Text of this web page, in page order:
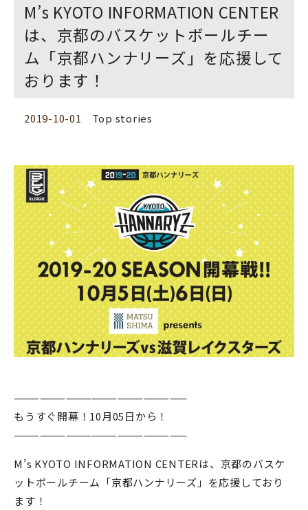
M’s KYOTO INFORMATION CENTER
は、京都のバスケットボールチー
ム「京都ハンナリーズ」を応援して
おります！
2019-10-01 Top stories
————————————————————
もうすぐ開幕！10月05日から！
————————————————————
M’s KYOTO INFORMATION CENTERは、京都のバスケ
ットボールチーム「京都ハンナリーズ」を応援しており
ます！